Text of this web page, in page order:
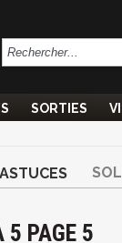
SORTIES
ASTUCES
5 PAGE 5